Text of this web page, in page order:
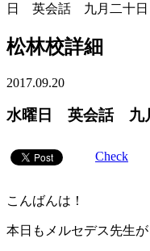
日 英会話 九月二十日
松林校詳細
2017.09.20
水曜日 英会話 九
Check
こんばんは！
本日もメルセデス先生